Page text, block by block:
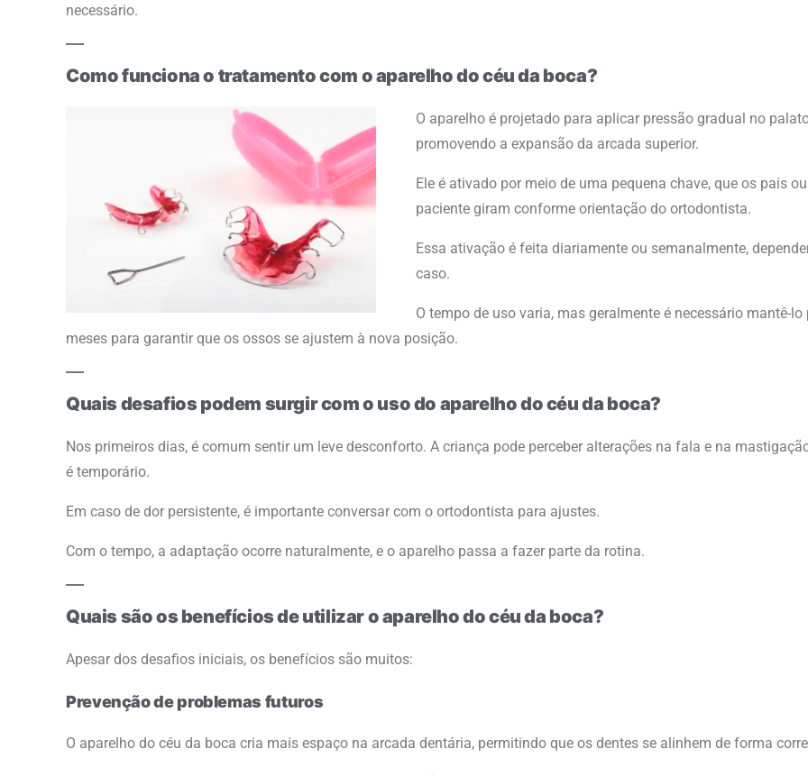
necessário.
Como funciona o tratamento com o aparelho do céu da boca?
O aparelho é projetado para aplicar pressão gradual no
promovendo a expansão da arcada superior.
Ele é ativado por meio de uma pequena chave, que os pais
paciente giram conforme orientação do ortodontista.
Essa ativação é feita diariamente ou semanalmente,
caso.
O tempo de uso varia, mas geralmente é necessário mantê-
meses para garantir que os ossos se ajustem à nova posição.
Quais desafios podem surgir com o uso do aparelho do céu da boca?
Nos primeiros dias, é comum sentir um leve desconforto. A criança pode perceber alterações na fala e na
é temporário.
Em caso de dor persistente, é importante conversar com o ortodontista para ajustes.
Com o tempo, a adaptação ocorre naturalmente, e o aparelho passa a fazer parte da rotina.
Quais são os benefícios de utilizar o aparelho do céu da boca?
Apesar dos desafios iniciais, os benefícios são muitos:
Prevenção de problemas futuros
O aparelho do céu da boca cria mais espaço na arcada dentária, permitindo que os dentes se alinhem de forma